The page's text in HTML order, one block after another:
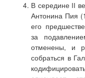
В середине II
Антонина Пия
его
за
отменены, и
собраться в